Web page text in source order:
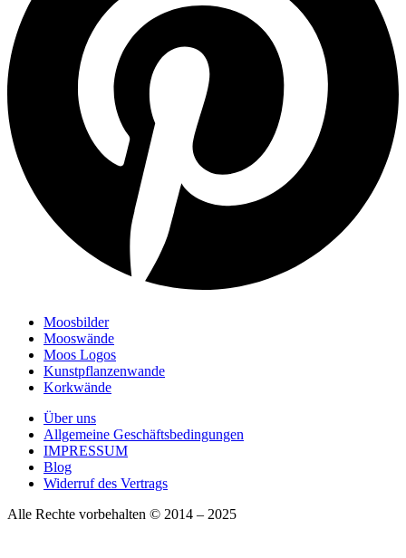
Moosbilder
Mooswände
Moos Logos
Kunstpflanzenwande
Korkwände
Über uns
Allgemeine Geschäftsbedingungen
IMPRESSUM
Blog
Widerruf des Vertrags
Alle Rechte vorbehalten © 2014 – 2025